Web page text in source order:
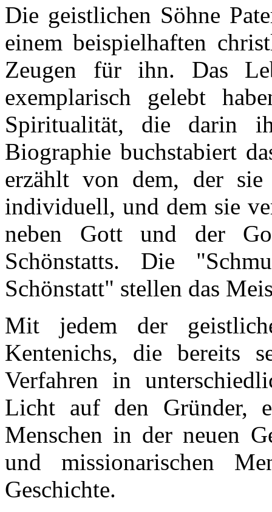
Die geistlichen Söhne
einem beispielhaften
Zeugen für ihn. Das
exemplarisch gelebt
Spiritualität, die darin
Biographie buchstabiert
erzählt von dem, der
individuell, und dem sie
neben Gott und der
Schönstatts. Die
Schönstatt" stellen das
Mit jedem der
Kentenichs, die bereits
Verfahren in
Licht auf den Gründer,
Menschen in der neuen
und missionarischen
Geschichte.